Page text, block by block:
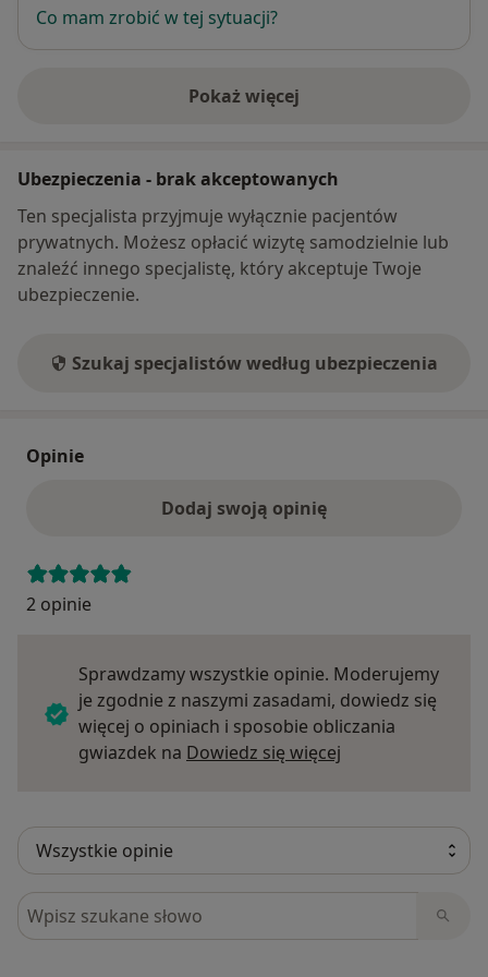
Co mam zrobić w tej sytuacji?
Pokaż więcej
o adresie
Ubezpieczenia - brak akceptowanych
Ten specjalista przyjmuje wyłącznie pacjentów
prywatnych. Możesz opłacić wizytę samodzielnie lub
znaleźć innego specjalistę, który akceptuje Twoje
ubezpieczenie.
Szukaj specjalistów według ubezpieczenia
Opinie
Dodaj swoją opinię
2 opinie
Sprawdzamy wszystkie opinie. Moderujemy
je zgodnie z naszymi zasadami, dowiedz się
więcej o opiniach i sposobie obliczania
gwiazdek na Dowiedz się więcej
Szukaj w opiniach